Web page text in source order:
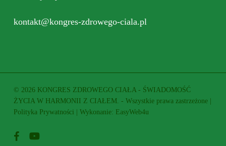
kontakt@kongres-zdrowego-ciala.pl
© 2026 KONGRES ZDROWEGO CIAŁA - ŚWIADOMOŚĆ
ŻYCIA W HARMONII Z CIAŁEM. - Wszystkie prawa zastrzeżone |
Polityka Prywatności | Wykonanie: EasyWeb4u
facebookyoutube